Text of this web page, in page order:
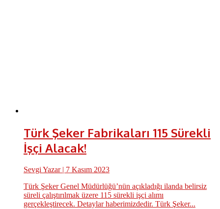
Türk Şeker Fabrikaları 115 Sürekli
İşçi Alacak!
Sevgi Yazar| 7 Kasım 2023
Türk Şeker Genel Müdürlüğü’nün açıkladığı ilanda belirsiz
süreli çalıştırılmak üzere 115 sürekli işçi alımı
gerçekleştirecek. Detaylar haberimizdedir. Türk Şeker...